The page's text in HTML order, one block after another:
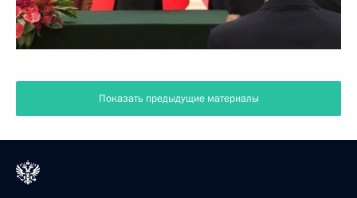
Показать предыдущие материалы